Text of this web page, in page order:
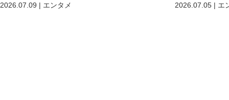
2026.07.09 | エンタメ 2026.07.05 | エ